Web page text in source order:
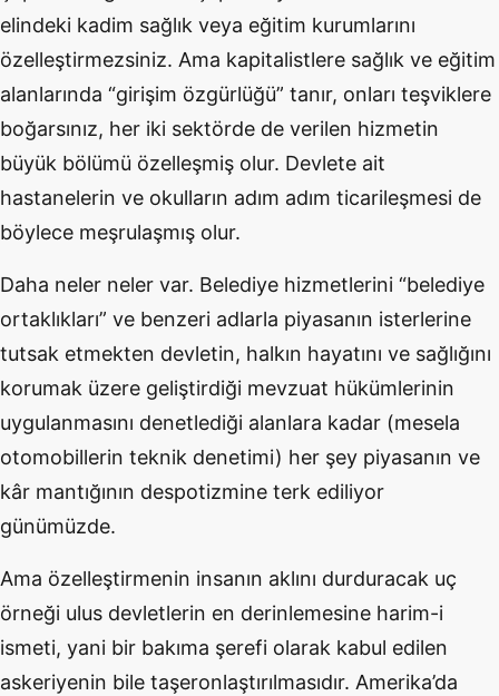
elindeki kadim sağlık veya eğitim kurumlarını
özelleştirmezsiniz. Ama kapitalistlere sağlık ve eğitim
alanlarında “girişim özgürlüğü” tanır, onları teşviklere
boğarsınız, her iki sektörde de verilen hizmetin
büyük bölümü özelleşmiş olur. Devlete ait
hastanelerin ve okulların adım adım ticarileşmesi de
böylece meşrulaşmış olur.
Daha neler neler var. Belediye hizmetlerini “belediye
ortaklıkları” ve benzeri adlarla piyasanın isterlerine
tutsak etmekten devletin, halkın hayatını ve sağlığını
korumak üzere geliştirdiği mevzuat hükümlerinin
uygulanmasını denetlediği alanlara kadar (mesela
otomobillerin teknik denetimi) her şey piyasanın ve
kâr mantığının despotizmine terk ediliyor
günümüzde.
Ama özelleştirmenin insanın aklını durduracak uç
örneği ulus devletlerin en derinlemesine harim-i
ismeti, yani bir bakıma şerefi olarak kabul edilen
askeriyenin bile taşeronlaştırılmasıdır. Amerika’da